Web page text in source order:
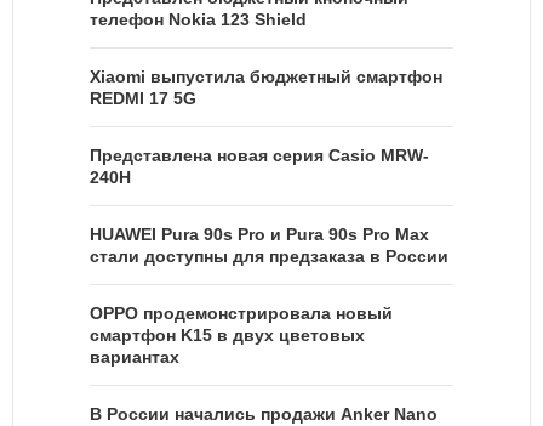
телефон Nokia 123 Shield
Xiaomi выпустила бюджетный смартфон
REDMI 17 5G
Представлена новая серия Casio MRW-
240H
HUAWEI Pura 90s Pro и Pura 90s Pro Max
стали доступны для предзаказа в России
OPPO продемонстрировала новый
смартфон K15 в двух цветовых
вариантах
В России начались продажи Anker Nano